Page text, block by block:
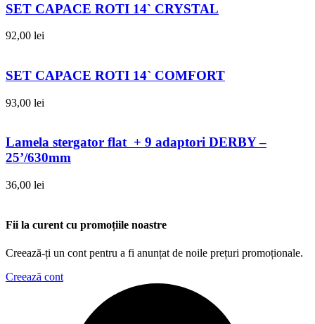
SET CAPACE ROTI 14` CRYSTAL
92,00 lei
SET CAPACE ROTI 14` COMFORT
93,00 lei
Lamela stergator flat + 9 adaptori DERBY –
25’/630mm
36,00 lei
Fii la curent cu promoțiile noastre
Creează-ți un cont pentru a fi anunțat de noile prețuri promoționale.
Creează cont